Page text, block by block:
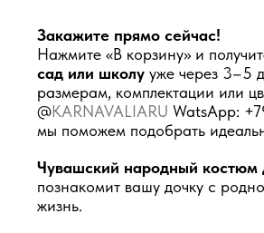
Закажите прямо сейчас!
Нажмите «В корзину» и
сад или школу уже через 3–5
размерам, комплектации или
@KARNAVALIARU WatsApp:
мы поможем подобрать
Чувашский народный костюм
познакомит вашу дочку с
жизнь.